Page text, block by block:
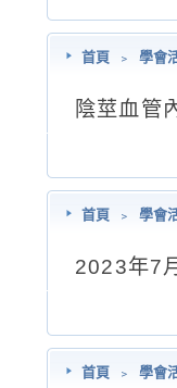
首頁 ﹥ 學會
陰莖血管
首頁 ﹥ 學會
2023年7
首頁 ﹥ 學會